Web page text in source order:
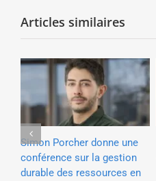
Articles similaires
Simon Porcher donne une
conférence sur la gestion
durable des ressources en